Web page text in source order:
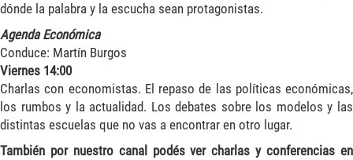
dónde la palabra y la escucha sean protagonistas.
Agenda Económica
Conduce: Martín Burgos
Viernes 14:00
Charlas con economistas. El repaso de las políticas económicas,
los rumbos y la actualidad. Los debates sobre los modelos y las
distintas escuelas que no vas a encontrar en otro lugar.
También por nuestro canal podés ver charlas y conferencias en